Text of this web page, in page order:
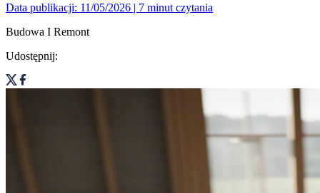
Data publikacji: 11/05/2026 | 7 minut czytania
Budowa I Remont
Udostępnij: